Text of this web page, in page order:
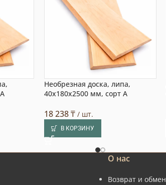
Необрезная доска, липа,
40x180x2500 мм, сорт A
18 238₸/ шт.
В КОРЗИНУ
О нас
Возврат и обмен